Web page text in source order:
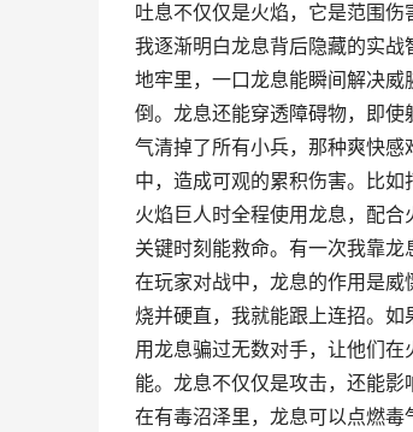
吐息不仅仅是火焰，它是范围伤
我逐渐明白龙息背后隐藏的实
地牢里，一口龙息能瞬间解决
倒。龙息还能穿透障碍物，即
气清掉了所有小兵，那种爽快
中，造成可观的累积伤害。比
火焰巨人时全程使用龙息，配
关键时刻能救命。有一次我靠龙
在玩家对战中，龙息的作用是
烧并硬直，我就能跟上连招。
用龙息骗过无数对手，让他们
能。龙息不仅仅是攻击，还能影
在有毒沼泽里，龙息可以点燃